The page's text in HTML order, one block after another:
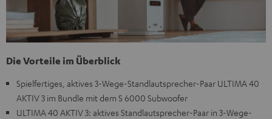
Die Vorteile im Überblick
Spielfertiges, aktives 3-Wege-Standlautsprecher-Paar ULTIMA 40
AKTIV 3 im Bundle mit dem S 6000 Subwoofer
ULTIMA 40 AKTIV 3: aktives Standlautsprecher-Paar in 3-Wege-